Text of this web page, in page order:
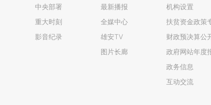
中央部署
重大时刻
影音纪录
最新播报
全媒中心
雄安TV
图片长廊
机构设置
扶贫资金政策
财政预决算公
政府网站年度
政务信息
互动交流